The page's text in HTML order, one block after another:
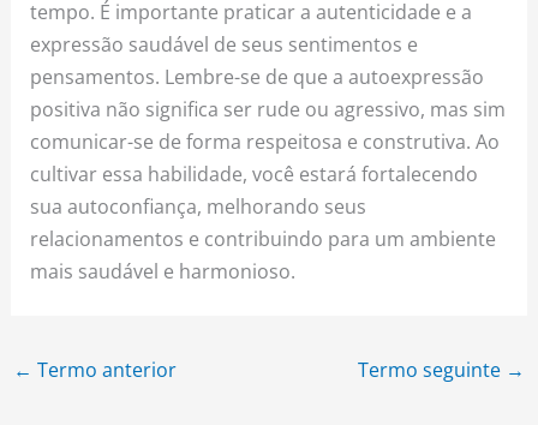
tempo. É importante praticar a autenticidade e a
expressão saudável de seus sentimentos e
pensamentos. Lembre-se de que a autoexpressão
positiva não significa ser rude ou agressivo, mas sim
comunicar-se de forma respeitosa e construtiva. Ao
cultivar essa habilidade, você estará fortalecendo
sua autoconfiança, melhorando seus
relacionamentos e contribuindo para um ambiente
mais saudável e harmonioso.
← Termo anterior Termo seguinte →